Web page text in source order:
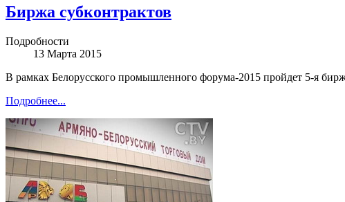
Биржа субконтрактов
Подробности
13 Марта 2015
В рамках Белорусского промышленного форума-2015 пройдет 5-я
Подробнее...